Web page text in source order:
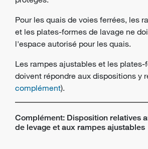
Pour les quais de voies ferrées, les
et les plates-formes de lavage ne
l'espace autorisé pour les quais.
Les rampes ajustables et les
doivent répondre aux dispositions y
complément).
Complément: Disposition relatives
de levage et aux rampes ajustables